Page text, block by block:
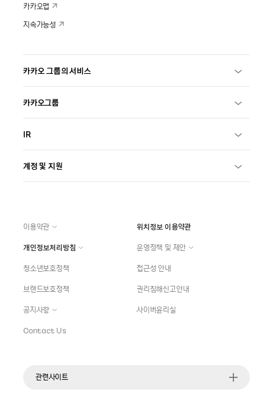
카카오맵
지속가능성
카카오 그룹의 서비스
카카오그룹
IR
계정 및 지원
이용약관
위치정보 이용약관
개인정보처리방침
운영정책 및 제안
청소년보호정책
접근성 안내
브랜드보호정책
권리침해신고안내
공지사항
사이버윤리실
Contact Us
관련사이트